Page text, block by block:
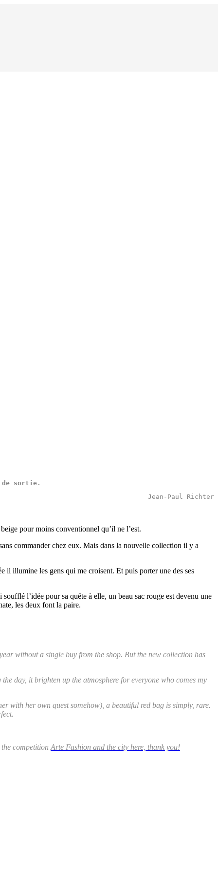
sortie .
Jean-Paul Richter
pour moins conventionnel qu’il ne l’est.
commander chez eux. Mais dans la nouvelle collection il y a
il illumine les gens qui me croisent. Et puis porter une des ses
soufflé l’idée pour sa quête à elle, un beau sac rouge est devenu une
les deux font la paire.
without a single buy from the shop. But the new collection has
day, it brighten up the atmosphere for everyone who comes my
with her own quest somehow), a beautiful red bag is simply, rare.
competition Arte Fashion and the city here, thank you!